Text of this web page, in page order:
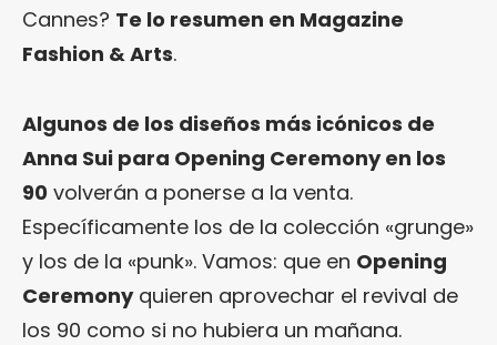
Cannes? Te lo resumen en Magazine
Fashion & Arts.
Algunos de los diseños más icónicos de
Anna Sui para Opening Ceremony en los
90 volverán a ponerse a la venta.
Específicamente los de la colección «grunge»
y los de la «punk». Vamos: que en Opening
Ceremonyquieren aprovechar el revival de
los 90 como si no hubiera un mañana.